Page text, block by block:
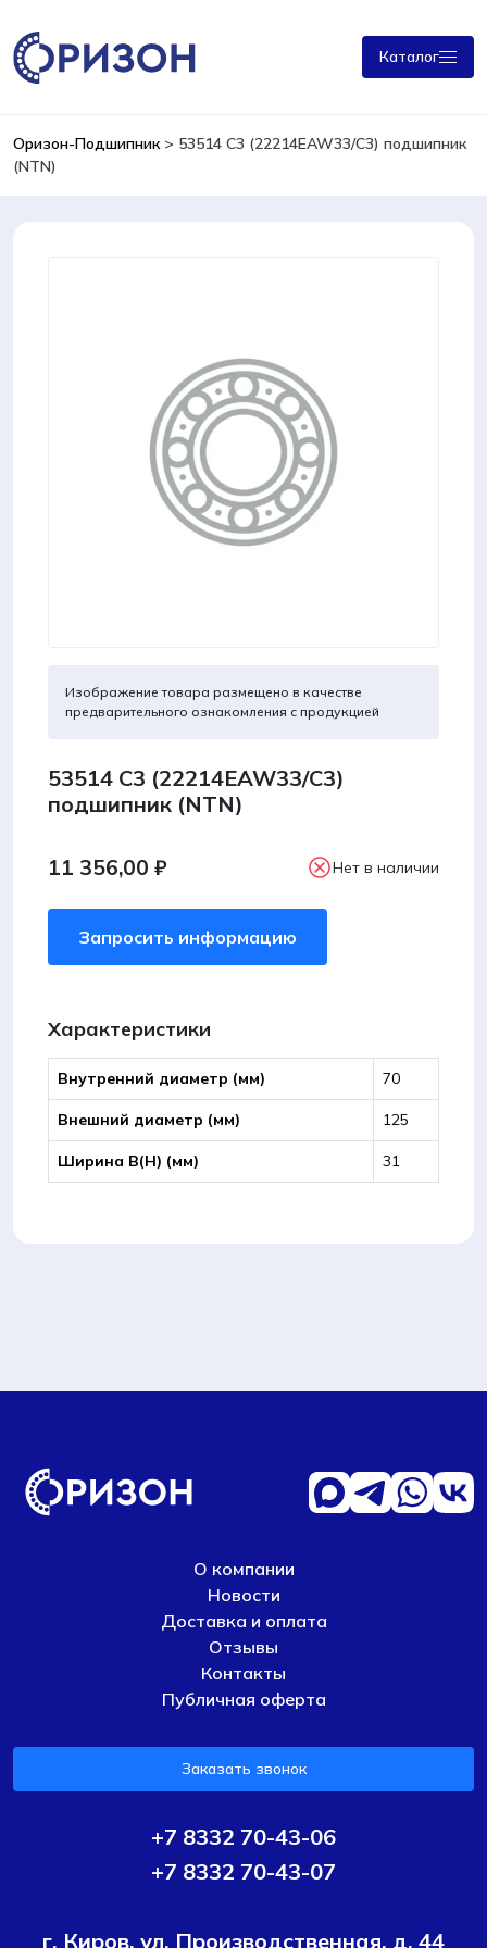
Каталог
Оризон-Подшипник> 53514 C3 (22214EAW33/C3) подшипник
(NTN)
Изображение товара размещено в качестве
предварительного ознакомления с продукцией
53514 C3 (22214EAW33/C3)
подшипник (NTN)
11 356,00 ₽ Нет в наличии
Запросить информацию
Характеристики
Внутренний диаметр (мм) 70
Внешний диаметр (мм) 125
Ширина B(Н) (мм) 31
О компании
Новости
Доставка и оплата
Отзывы
Контакты
Публичная оферта
Заказать звонок
+7 8332 70-43-06
+7 8332 70-43-07
г. Киров, ул. Производственная, д. 44